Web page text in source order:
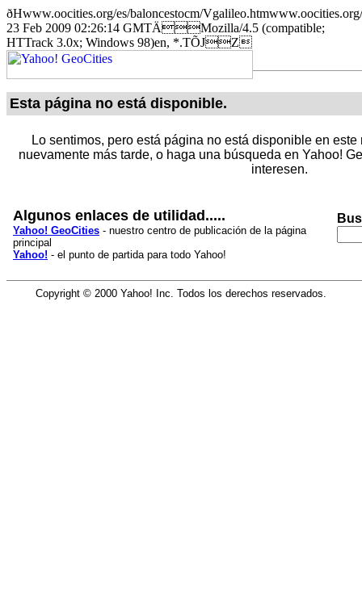
ðHwww.oocities.org/es/baloncestocm/
23 Feb 2009 02:26:14 GMTÄMozilla/4.5 (compatible;
HTTrack 3.0x; Windows 98)en, *.TÕJZ
Esta página no está disponible.
Lo sentimos, pero está página no está disponible en
nuevamente más tarde, o haga una búsqueda en Yahoo!
interesen.
Algunos enlaces de utilidad.....
Yahoo! GeoCities - nuestro centro de publicación de la página
principal
Yahoo! - el punto de partida para todo Yahoo!
Copyright © 2000 Yahoo! Inc. Todos los derechos reservados.